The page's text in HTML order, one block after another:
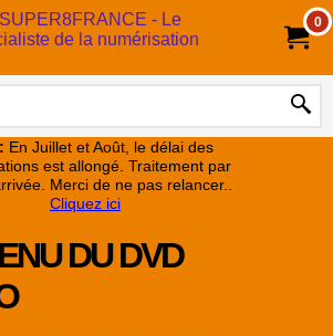
0
En Juillet et Août, le délai des
est allongé. Traitement par
Merci de ne pas relancer..
Cliquez ici
DU DVD